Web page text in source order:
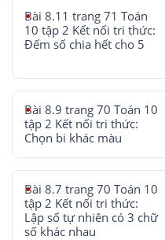
Bài 8.11 trang 71 Toán
10 tập 2 Kết nối tri thức:
Đếm số chia hết cho 5
Bài 8.9 trang 70 Toán 10
tập 2 Kết nối tri thức:
Chọn bi khác màu
Bài 8.7 trang 70 Toán 10
tập 2 Kết nối tri thức:
Lập số tự nhiên có 3 chữ
số khác nhau